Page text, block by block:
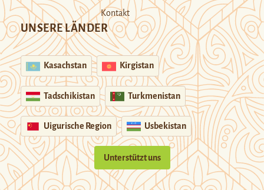
Kontakt
UNSERE LÄNDER
Kasachstan Kirgistan
Tadschikistan Turkmenistan
Uigurische Region Usbekistan
Unterstützt uns